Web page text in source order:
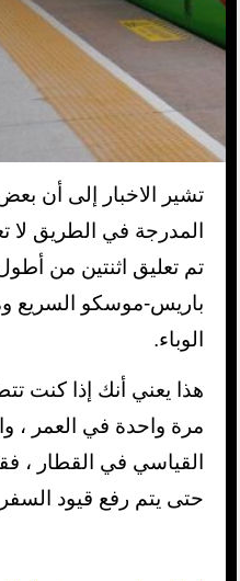
تشير الاخبار إلى أن
تم تعليق اثنتين من
باريس-موسكو السريع
الوباء.
هذا يعني أنك إذا كنت
مرة واحدة في العمر ،
القياسي في القطار ،
حتى يتم رفع قيود